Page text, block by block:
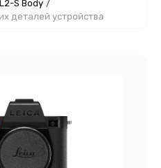
S Body /
деталей устройства